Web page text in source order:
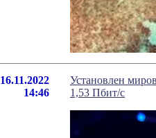
16.11.2022
14:46
Установлен
1,53 Пбит/с